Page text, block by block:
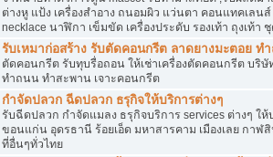
ต่างหู แป้ง เครื่องสำอาง ถนอมผิว แว่นตา คอนแทคเลน
necklace นาฬิกา เข็มขัด เครื่องประดับ รองเท้า ถุงเท้า
รับเหมาก่อสร้าง รับตัดคอนกรีต ลาดยางมะตอย ท
ตัดคอนกรีต รับทุบรื่อถอน ให้เช่าเครื่องตัดคอนกรีต บริษั
ทำถนน ทำสะพาน เจาะคอนกรีต
กำจัดปลวก ฉีดปลวก ธรุกิจให้บริการต่างๆ
รับฉีดปลวก กำจัดแมลง ธรุกิจบริการ services ต่างๆ ใ
ขอนแก่น อุดรธานี ร้อยเอ็ด มหาสารคาม เมืองเลย กา
ที่อื่นๆทั่วไทย